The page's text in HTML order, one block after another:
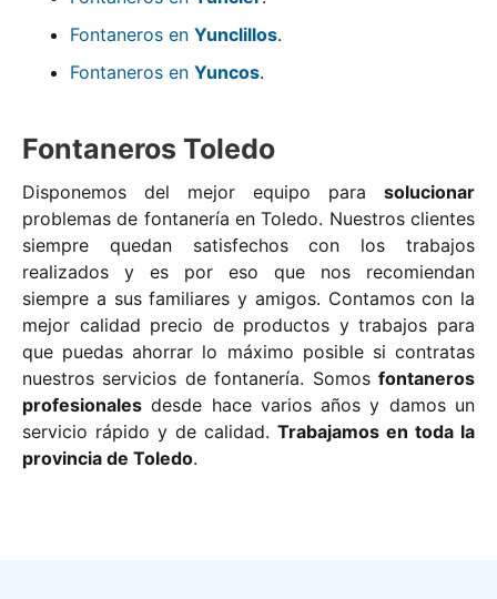
Fontaneros en Yunclillos.
Fontaneros en Yuncos.
Fontaneros Toledo
Disponemos del mejor equipo para solucionar
problemas de fontanería en Toledo. Nuestros clientes
siempre quedan satisfechos con los trabajos
realizados y es por eso que nos recomiendan
siempre a sus familiares y amigos. Contamos con la
mejor calidad precio de productos y trabajos para
que puedas ahorrar lo máximo posible si contratas
nuestros servicios de fontanería. Somos fontaneros
profesionales desde hace varios años y damos un
servicio rápido y de calidad. Trabajamos en toda la
provincia de Toledo.